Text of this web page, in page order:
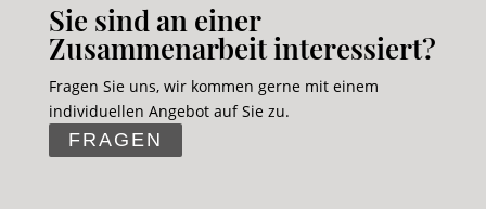
Sie sind an einer
Zusammenarbeit interessiert?
Fragen Sie uns, wir kommen gerne mit einem
individuellen Angebot auf Sie zu.
FRAGEN